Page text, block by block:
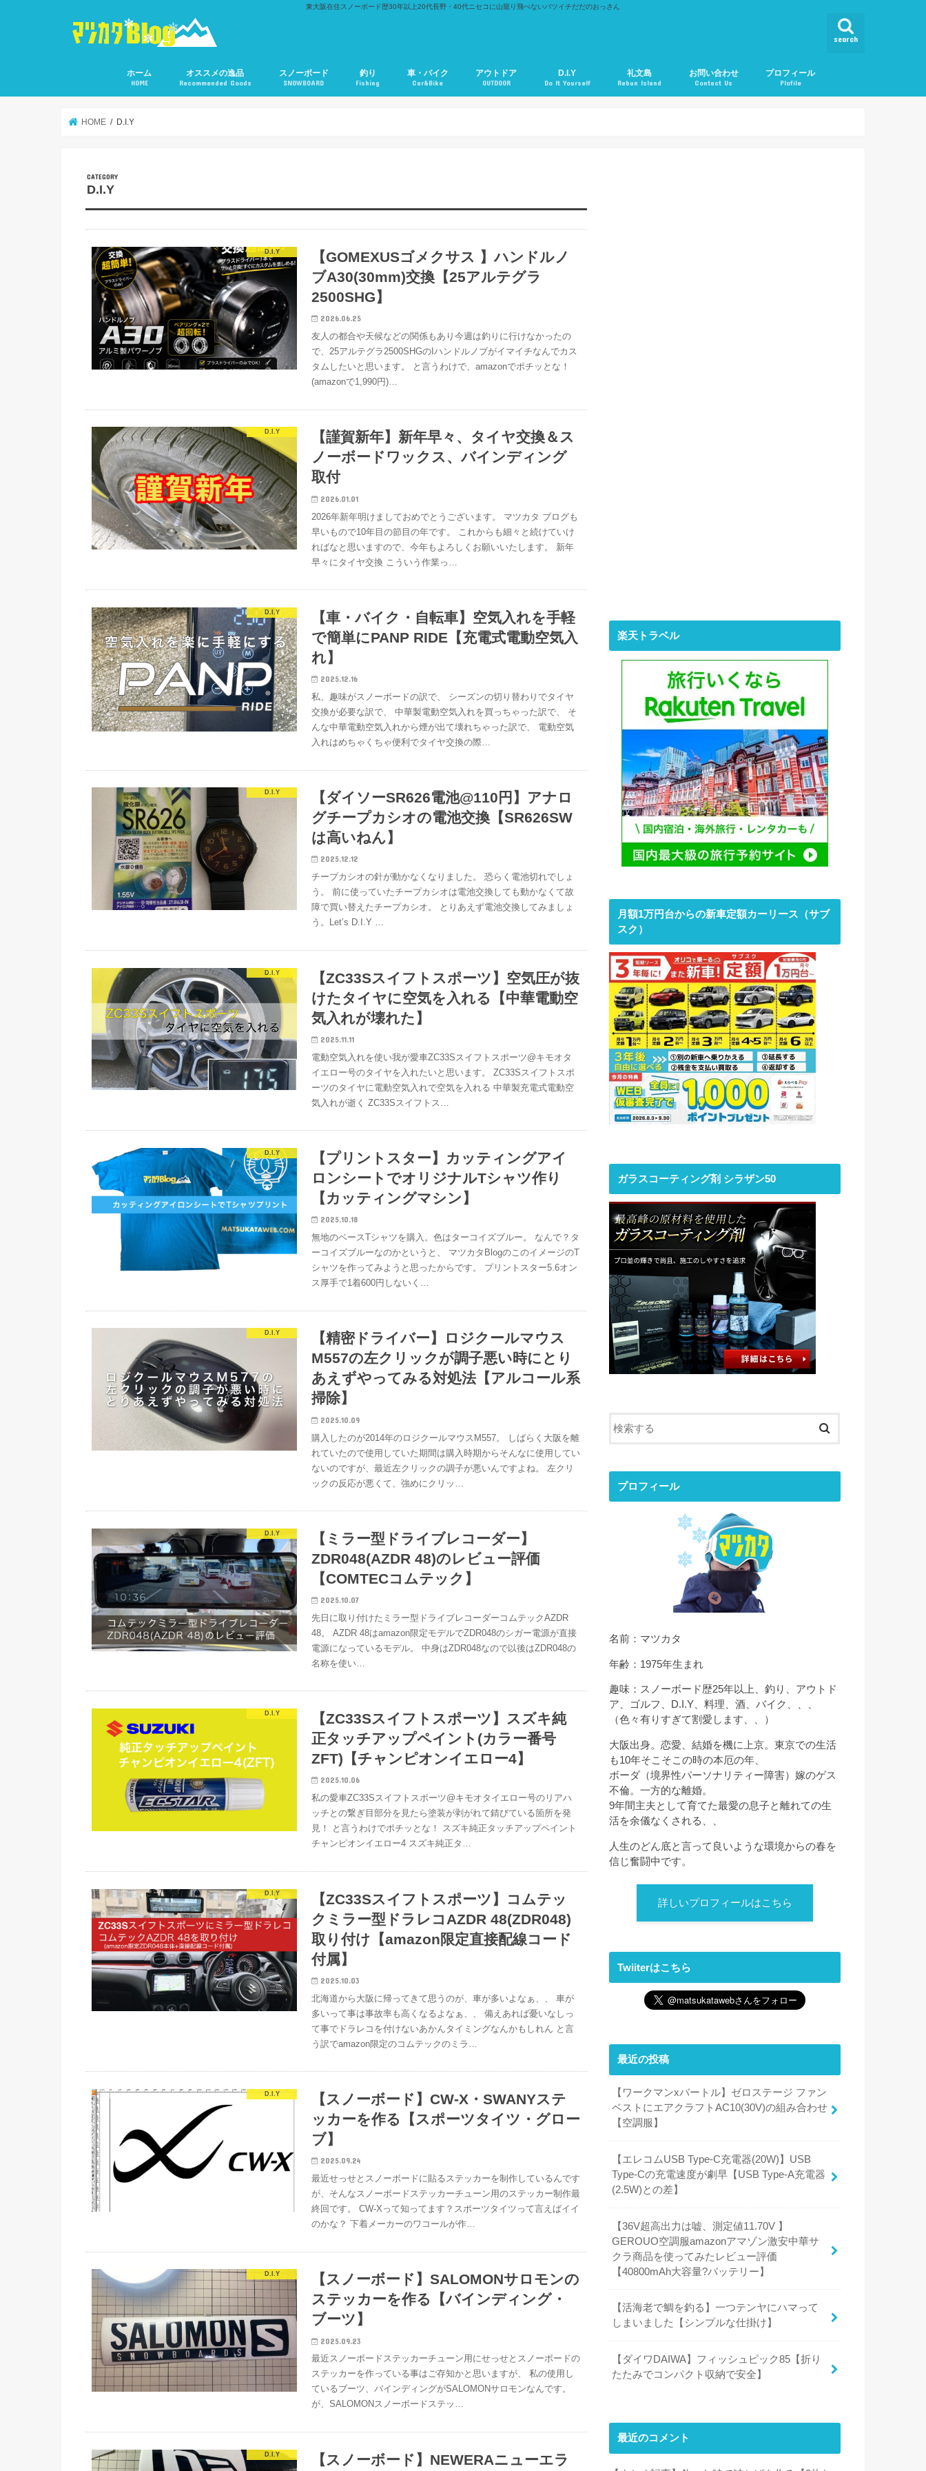
東大阪在住スノーボード歴30年以上20代長野・40代ニセコに山籠り飛べないバツイチだだのおっさん
search
ホーム
HOME
オススメの逸品
Recommended Goods
スノーボード
SNOWBOARD
釣り
Fishing
車・バイク
Car&Bike
アウトドア
OUTDOOR
D.I.Y
Do It Yourself
礼文島
Rebun Island
お問い合わせ
Contact Us
プロフィール
Plofile
HOME D.I.Y
D.I.Y
D.I.Y
【GOMEXUSゴメクサス 】ハンドルノ
ブA30(30mm)交換【25アルテグラ
2500SHG】
2026.06.25
友人の都合や天候などの関係もあり今週は釣りに行けなかったの
で、25アルテグラ2500SHGのIハンドルノブがイマイチなんでカス
タムしたいと思います。 と言うわけで、amazonでポチッとな！
(amazonで1,990円)…
D.I.Y
【謹賀新年】新年早々、タイヤ交換＆ス
ノーボードワックス、バインディング
取付
2026.01.01
2026年新年明けましておめでとうございます。 マツカタ ブログも
早いもので10年目の節目の年です。 これからも細々と続けていけ
ればなと思いますので、今年もよろしくお願いいたします。 新年
早々にタイヤ交換 こういう作業っ…
D.I.Y
【車・バイク・自転車】空気入れを手軽
で簡単にPANP RIDE【充電式電動空気入
れ】
2025.12.16
私、趣味がスノーボードの訳で、 シーズンの切り替わりでタイヤ
交換が必要な訳で、 中華製電動空気入れを買っちゃった訳で、 そ
んな中華電動空気入れから煙が出て壊れちゃった訳で、 電動空気
入れはめちゃくちゃ便利でタイヤ交換の際…
D.I.Y
【ダイソーSR626電池@110円】アナロ
グチープカシオの電池交換【SR626SW
は高いねん】
2025.12.12
チープカシオの針が動かなくなりました。 恐らく電池切れでしょ
う。 前に使っていたチープカシオは電池交換しても動かなくて故
障で買い替えたチープカシオ。 とりあえず電池交換してみましょ
う。Let’s D.I.Y …
D.I.Y
【ZC33Sスイフトスポーツ】空気圧が抜
けたタイヤに空気を入れる【中華電動空
気入れが壊れた】
2025.11.11
電動空気入れを使い我が愛車ZC33Sスイフトスポーツ@キモオタ
イエロー号のタイヤを入れたいと思います。 ZC33Sスイフトスポ
ーツのタイヤに電動空気入れで空気を入れる 中華製充電式電動空
気入れが逝く ZC33Sスイフトス…
D.I.Y
【プリントスター】カッティングアイ
ロンシートでオリジナルTシャツ作り
【カッティングマシン】
2025.10.18
無地のベースTシャツを購入。色はターコイズブルー。 なんで？タ
ーコイズブルーなのかというと、 マツカタBlogのこのイメージのT
シャツを作ってみようと思ったからです。 プリントスター5.6オン
ス厚手で1着600円しないく…
D.I.Y
【精密ドライバー】ロジクールマウス
M557の左クリックが調子悪い時にとり
あえずやってみる対処法【アルコール系
掃除】
2025.10.09
購入したのが2014年のロジクールマウスM557。 しばらく大阪を離
れていたので使用していた期間は購入時期からそんなに使用してい
ないのですが、最近左クリックの調子が悪いんですよね。 左クリ
ックの反応が悪くて、強めにクリッ…
D.I.Y
【ミラー型ドライブレコーダー】
ZDR048(AZDR 48)のレビュー評価
【COMTECコムテック】
2025.10.07
先日に取り付けたミラー型ドライブレコーダーコムテックAZDR
48。 AZDR 48はamazon限定モデルでZDR048のシガー電源が直接
電源になっているモデル。 中身はZDR048なので以後はZDR048の
名称を使い…
D.I.Y
【ZC33Sスイフトスポーツ】スズキ純
正タッチアップペイント(カラー番号
ZFT)【チャンピオンイエロー4】
2025.10.06
私の愛車ZC33Sスイフトスポーツ@キモオタイエロー号のリアハ
ッチとの繋ぎ目部分を見たら塗装が剥がれて錆びている箇所を発
見！ と言うわけでポチッとな！ スズキ純正タッチアップペイント
チャンピオンイエロー4 スズキ純正タ…
D.I.Y
【ZC33Sスイフトスポーツ】コムテッ
クミラー型ドラレコAZDR 48(ZDR048)
取り付け【amazon限定直接配線コード
付属】
2025.10.03
北海道から大阪に帰ってきて思うのが、車が多いよなぁ、、 車が
多いって事は事故率も高くなるよなぁ、、 備えあれば憂いなしっ
て事でドラレコを付けないあかんタイミングなんかもしれん と言
う訳でamazon限定のコムテックのミラ…
D.I.Y
【スノーボード】CW-X・SWANYステ
ッカーを作る【スポーツタイツ・グロー
ブ】
2025.09.24
最近せっせとスノーボードに貼るステッカーを制作しているんです
が、そんなスノーボードステッカーチューン用のステッカー制作最
終回です。 CW-Xって知ってます？スポーツタイツって言えばイイ
のかな？ 下着メーカーのワコールが作…
D.I.Y
【スノーボード】SALOMONサロモンの
ステッカーを作る【バインディング・
ブーツ】
2025.09.23
最近スノーボードステッカーチューン用にせっせとスノーボードの
ステッカーを作っている事はご存知かと思いますが、 私の使用し
ているブーツ、バインディングがSALOMONサロモンなんです。
が、SALOMONスノーボードステッ…
D.I.Y 【スノーボード】NEWERAニューエラ
楽天トラベル
月額1万円台からの新車定額カーリース（サブ
スク）
ガラスコーティング剤 シラザン50
プロフィール
名前：マツカタ
年齢：1975年生まれ
趣味：スノーボード歴25年以上、釣り、アウトド
ア、ゴルフ、D.I.Y、料理、酒、バイク、、、
（色々有りすぎて割愛します、、）
大阪出身。恋愛、結婚を機に上京。東京での生活
も10年そこそこの時の本厄の年、
ボーダ（境界性パーソナリティー障害）嫁のゲス
不倫。一方的な離婚。
9年間主夫として育てた最愛の息子と離れての生
活を余儀なくされる、、
人生のどん底と言って良いような環境からの春を
信じ奮闘中です。
詳しいプロフィールはこちら
Twiiterはこちら
最近の投稿
【ワークマンxバートル】ゼロステージ ファン
ベストにエアクラフトAC10(30V)の組み合わせ
【空調服】
【エレコムUSB Type-C充電器(20W)】USB
Type-Cの充電速度が劇早【USB Type-A充電器
(2.5W)との差】
【36V超高出力は嘘、測定値11.70V 】
GEROUO空調服amazonアマゾン激安中華サ
クラ商品を使ってみたレビュー評価
【40800mAh大容量?バッテリー】
【活海老で鯛を釣る】一つテンヤにハマって
しまいました【シンプルな仕掛け】
【ダイワDAIWA】フィッシュピック85【折り
たたみでコンパクト収納で安全】
最近のコメント